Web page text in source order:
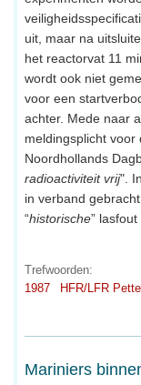
uit, maar na
het reactorvat 11
wordt ook niet
voor een
achter. Mede naar
meldingsplicht voor
Noordhollands
radioactiviteit vrij".
in verband
“historische”
Trefwoorden:
1987
HFR/LFR
Mariniers